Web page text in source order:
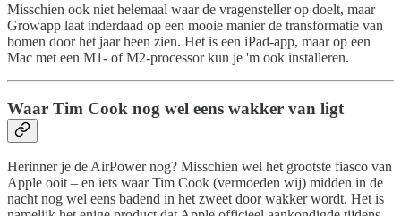
Misschien ook niet helemaal waar de vragensteller op doelt, maar
Growapp laat inderdaad op een mooie manier de transformatie van
bomen door het jaar heen zien. Het is een iPad-app, maar op een
Mac met een M1- of M2-processor kun je 'm ook installeren.
Waar Tim Cook nog wel eens wakker van ligt
Herinner je de AirPower nog? Misschien wel het grootste fiasco van
Apple ooit – en iets waar Tim Cook (vermoeden wij) midden in de
nacht nog wel eens badend in het zweet door wakker wordt. Het is